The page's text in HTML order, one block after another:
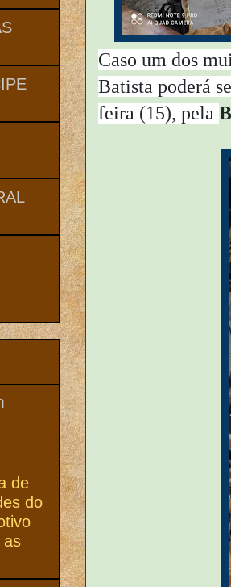
Caso um dos
Batista poderá
feira (15), pela B
de
do
as